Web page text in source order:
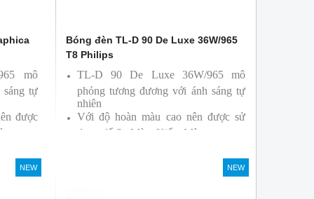
mô
sáng tự
được
Bóng đèn TL-D 90 De Luxe 36W/965
T8 Philips
TL-D 90 De Luxe 36W/965 mô
phỏng tương đương với ánh sáng tự
nhiên
Với độ hoàn màu cao nên được sử
dụng để So Màu, Kiểm Màu
NEW NEW